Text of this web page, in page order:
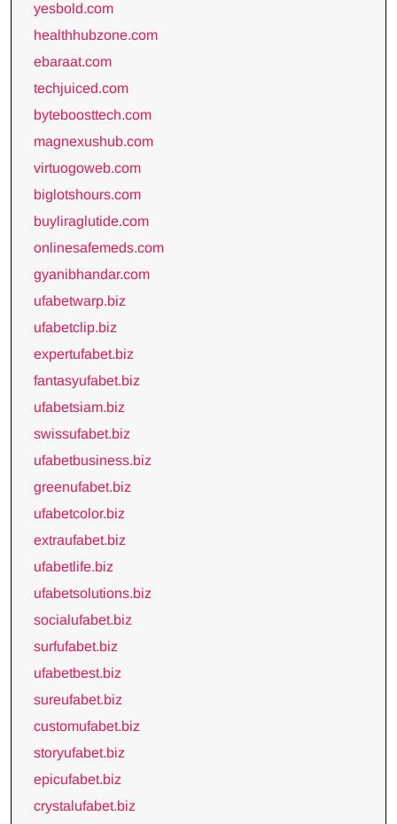
yesbold.com
healthhubzone.com
ebaraat.com
techjuiced.com
byteboosttech.com
magnexushub.com
virtuogoweb.com
biglotshours.com
buyliraglutide.com
onlinesafemeds.com
gyanibhandar.com
ufabetwarp.biz
ufabetclip.biz
expertufabet.biz
fantasyufabet.biz
ufabetsiam.biz
swissufabet.biz
ufabetbusiness.biz
greenufabet.biz
ufabetcolor.biz
extraufabet.biz
ufabetlife.biz
ufabetsolutions.biz
socialufabet.biz
surfufabet.biz
ufabetbest.biz
sureufabet.biz
customufabet.biz
storyufabet.biz
epicufabet.biz
crystalufabet.biz